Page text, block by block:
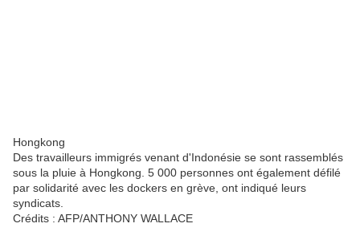
Hongkong
Des travailleurs immigrés venant d'Indonésie se sont rassemblés
sous la pluie à Hongkong. 5 000 personnes ont également défilé
par solidarité avec les dockers en grève, ont indiqué leurs
syndicats.
Crédits : AFP/ANTHONY WALLACE